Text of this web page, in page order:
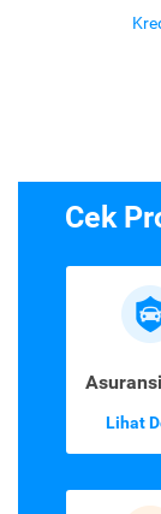
Cek
Lihat